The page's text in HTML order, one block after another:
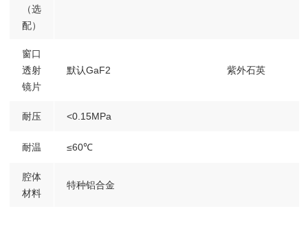
（选
配）
窗口
透射
镜片
默认GaF2 紫外石英
耐压 <0.15MPa
耐温 ≤60℃
腔体
材料
特种铝合金